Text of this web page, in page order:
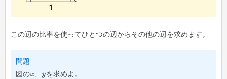
1
この辺の比率を使ってひとつの辺からその他の辺を求めます。
問題
図のx y を求めよ。